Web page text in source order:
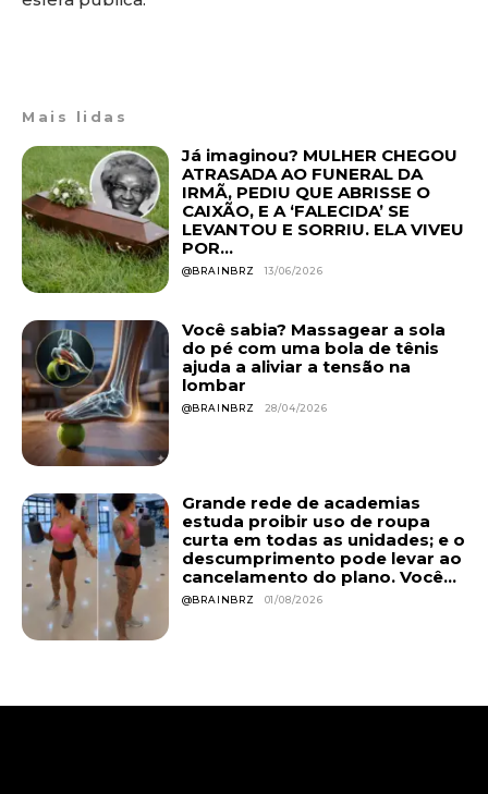
Mais lidas
Já imaginou? MULHER CHEGOU
ATRASADA AO FUNERAL DA
IRMÃ, PEDIU QUE ABRISSE O
CAIXÃO, E A ‘FALECIDA’ SE
LEVANTOU E SORRIU. ELA VIVEU
POR...
@BRAINBRZ 13/06/2026
Você sabia? Massagear a sola
do pé com uma bola de tênis
ajuda a aliviar a tensão na
lombar
@BRAINBRZ 28/04/2026
Grande rede de academias
estuda proibir uso de roupa
curta em todas as unidades; e o
descumprimento pode levar ao
cancelamento do plano. Você...
@BRAINBRZ 01/08/2026